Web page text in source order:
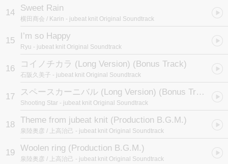
14 Sweet Rain
横田商会 / Karin - jubeat knit Original Soundtrack
15 I’m so Happy
Ryu - jubeat knit Original Soundtrack
16 コイノチカラ (Long Version) (Bonus Track)
石阪久美子 - jubeat knit Original Soundtrack
17 スペースカーニバル (Long Version) (Bonus Track)
Shooting Star - jubeat knit Original Soundtrack
18 Theme from jubeat knit (Production B.G.M.)
泉陸奥彦 / 上高治己 - jubeat knit Original Soundtrack
19 Woolen ring (Production B.G.M.)
泉陸奥彦 / 上高治己 - jubeat knit Original Soundtrack